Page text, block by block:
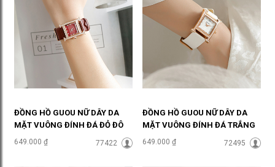
ĐỒNG HỒ GUOU NỮ DÂY DA
MẶT VUÔNG ĐÍNH ĐÁ ĐỎ ĐÔ
QUYẾN RŨ ĐHĐ35805
649.000 ₫ 77422
ĐỒNG HỒ GUOU NỮ DÂY DA
MẶT VUÔNG ĐÍNH ĐÁ TRẮNG
SANG CHẢNH ĐHĐ35804
649.000 ₫ 72495